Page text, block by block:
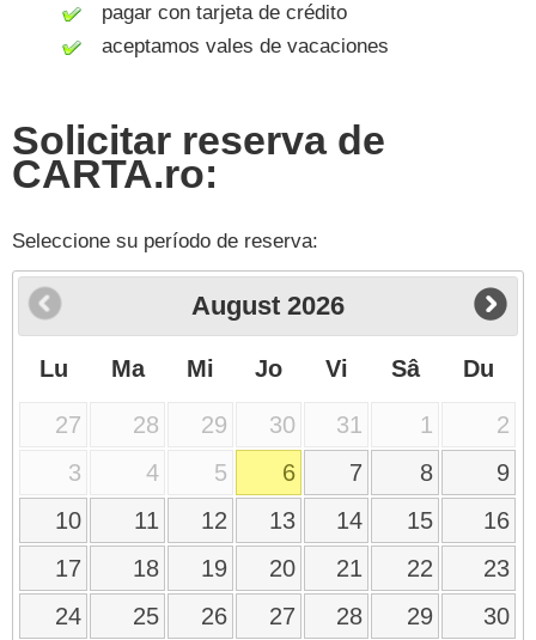
pagar con tarjeta de crédito
aceptamos vales de vacaciones
Solicitar reserva de
CARTA.ro:
Seleccione su período de reserva:
August 2026
Lu Ma Mi Jo Vi Sâ Du
27 28 29 30 31 1
2
3
4 5 6 7 8
9
10
11 12 13 14 15
16
17
18 19 20 21 22
23
24
25 26 27 28 29
30